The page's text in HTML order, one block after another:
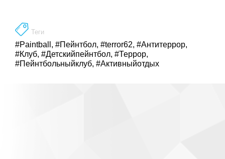
Теги
#Paintball , #Пейнтбол, #terror62, #Антитеррор,
#Клуб, #Детскийпейнтбол, #Террор,
#Пейнтбольныйклуб, #Активныйотдых